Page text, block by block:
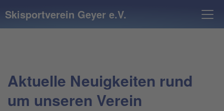
Skisportverein Geyer e.V.
Aktuelle Neuigkeiten rund
um unseren Verein